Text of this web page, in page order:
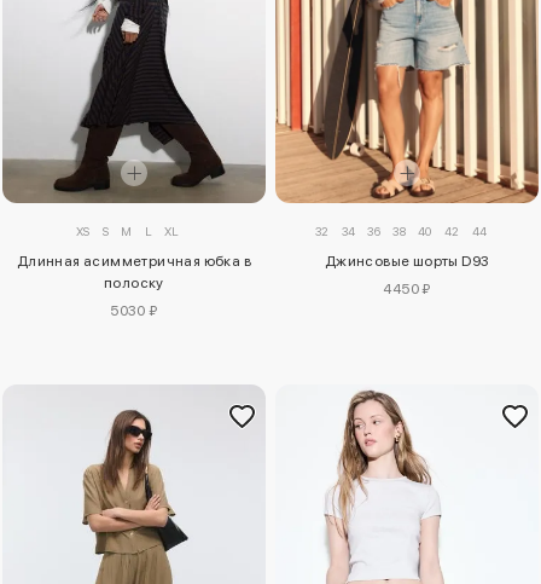
XS S M L XL
Длинная асимметричная юбка в
полоску
5030 ₽
32 34 36 38 40 42 44
Джинсовые шорты D93
4450 ₽